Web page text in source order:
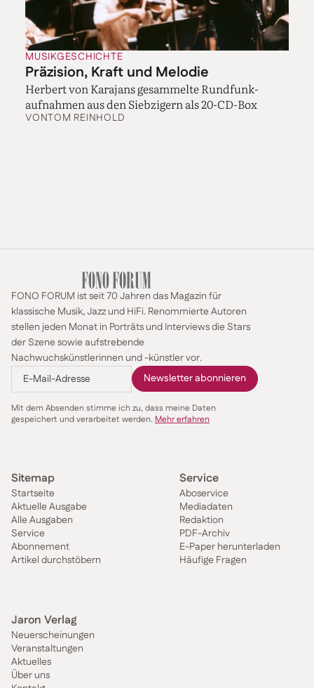
MUSIKGESCHICHTE
Präzision, Kraft und Melodie
Herbert von Karajans gesammelte Rundfunk-
aufnahmen aus den Siebzigern als 20-CD-Box
VONTOM REINHOLD
FONO FORUM ist seit 70 Jahren das Magazin für
klassische Musik, Jazz und HiFi. Renommierte Autoren
stellen jeden Monat in Porträts und Interviews die Stars
der Szene sowie aufstrebende
Nachwuchskünstlerinnen und -künstler vor.
Mit dem Absenden stimme ich zu, dass meine Daten
gespeichert und verarbeitet werden. Mehr erfahren
Sitemap
Startseite
Aktuelle Ausgabe
Alle Ausgaben
Service
Abonnement
Artikel durchstöbern
Service
Aboservice
Mediadaten
Redaktion
PDF-Archiv
E-Paper herunterladen
Häufige Fragen
Jaron Verlag
Neuerscheinungen
Veranstaltungen
Aktuelles
Über uns